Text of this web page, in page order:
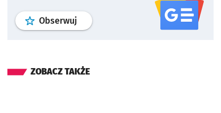
Obserwuj profil serwisu
ZOBACZ TAKŻE